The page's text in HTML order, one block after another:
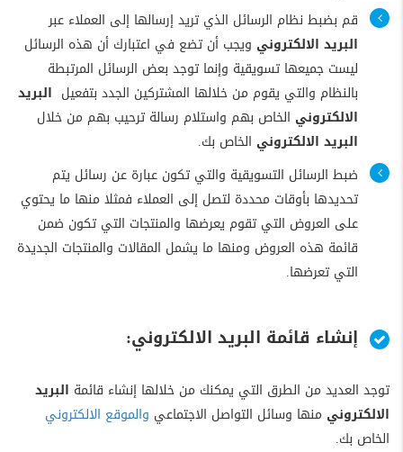
قم بضبط نظام الرسائل الذي تريد إرسالها إلى العملاء عبر
البريد الالكتروني ويجب أن تضع في اعتبارك أن هذه الرسائل
ليست جميعها تسويقية وإنما توجد بعض الرسائل المرتبطة
بالنظام والتي يقوم من خلالها المشتركين الجدد بتفعيل البريد
الالكتروني الخاص بهم واستلام رسالة ترحيب بهم من خلال
البريد الالكتروني الخاص بك.
ضبط الرسائل التسويقية والتي تكون عبارة عن رسائل يتم
تحديدها بأوقات محددة لتصل إلى العملاء فمثلا منها ما يحتوي
على العروض التي تقوم يعرضها والمنتجات التي تكون ضمن
قائمة هذه العروض ومنها ما يشمل المقالات والمنتجات الجديدة
التي تعرضها.
إنشاء قائمة البريد الالكتروني:
توجد العديد من الطرق التي يمكنك من خلالها إنشاء قائمة البريد
الالكتروني منها وسائل التواصل الاجتماعي والموقع الالكتروني
الخاص بك.